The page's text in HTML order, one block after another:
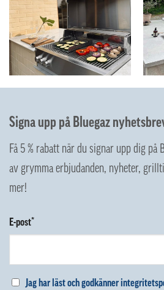
Signa upp på Bluegaz
Få 5 % rabatt när du signar upp dig på
av grymma erbjudanden, nyheter,
mer!
E-post*
Jag har läst och godkänner